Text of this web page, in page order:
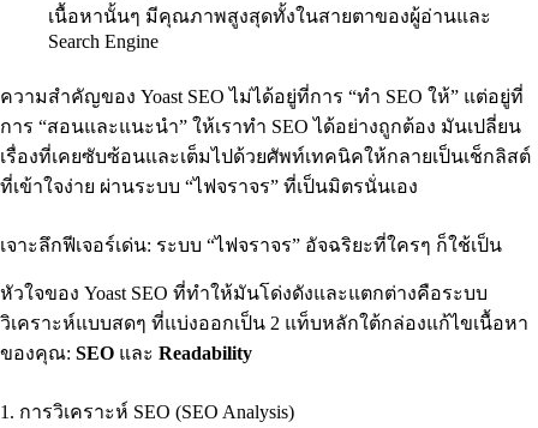
เนื้อหานั้นๆ มีคุณภาพสูงสุดทั้งในสายตาของผู้อ่านและ
Search Engine
ความสำคัญของ Yoast SEO ไม่ได้อยู่ที่การ “ทำ SEO ให้” แต่อยู่ที่
การ “สอนและแนะนำ” ให้เราทำ SEO ได้อย่างถูกต้อง มันเปลี่ยน
เรื่องที่เคยซับซ้อนและเต็มไปด้วยศัพท์เทคนิคให้กลายเป็นเช็กลิสต์
ที่เข้าใจง่าย ผ่านระบบ “ไฟจราจร” ที่เป็นมิตรนั่นเอง
เจาะลึกฟีเจอร์เด่น: ระบบ “ไฟจราจร” อัจฉริยะที่ใครๆ ก็ใช้เป็น
หัวใจของ Yoast SEO ที่ทำให้มันโด่งดังและแตกต่างคือระบบ
วิเคราะห์แบบสดๆ ที่แบ่งออกเป็น 2 แท็บหลักใต้กล่องแก้ไขเนื้อหา
ของคุณ: SEO และ Readability
1. การวิเคราะห์ SEO (SEO Analysis)